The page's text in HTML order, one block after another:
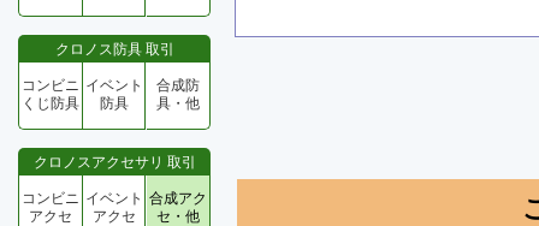
クロノス防具 取引
コンビニ
くじ防具
イベント
防具
合成防
具・他
クロノスアクセサリ 取引
コンビニ
アクセ
イベント
アクセ
合成アク
セ・他